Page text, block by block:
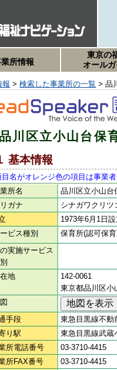
所情報
東京の
オール
報 >検索した事業所の一覧 > 品
品川区立小山台保
基本情報
名がオレンジ色の項目は事業
所名
品川区立小山台
ガナ
シナガワクリ
1973年6月1日
ビス種別
保育所(認可保
実施サービス
地
142-0061
東京都品川区小
手段
東急目黒線不
り駅
東急目黒線武
所電話番号
03-3710-4415
所FAX番号
03-3710-4415